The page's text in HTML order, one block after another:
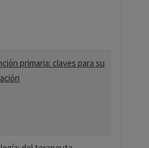
primaria: claves para su